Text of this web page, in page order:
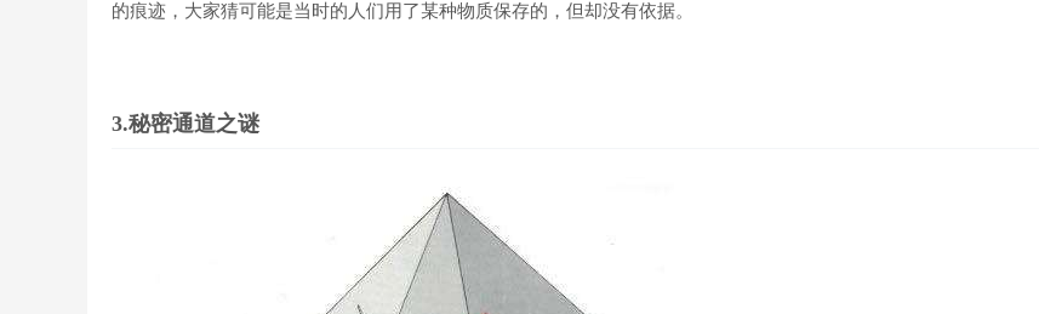
的痕迹，大家猜可能是当时的人们用了某种物质保存的，但却没有依据。
3.秘密通道之谜